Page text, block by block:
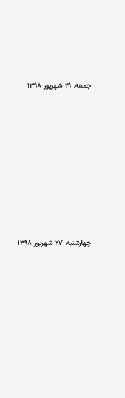
جمعه، ۲۹ شهریور ۱۳۹۸
چهارشنبه، ۲۷ شهریور ۱۳۹۸